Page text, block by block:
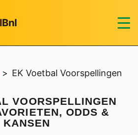
> EK Voetbal Voorspellingen
VOORSPELLINGEN
ODDS &
KANSEN